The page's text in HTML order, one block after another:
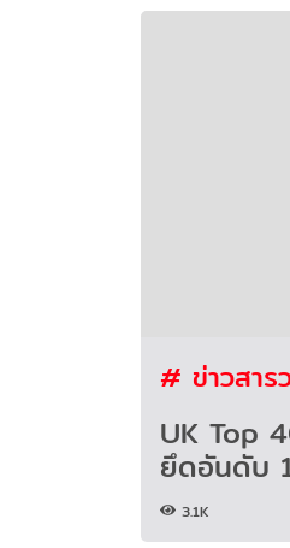
# ข่าวสาร
UK Top
ยึดอันดับ
3.1K